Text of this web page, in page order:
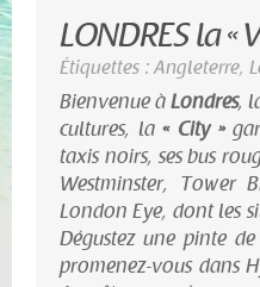
LONDRES la «
Étiquettes : Angleterre,
Bienvenue àLondres,
cultures, la« City »
taxis noirs, ses bus
Westminster, Tower
London Eye, dont les
Dégustez une pinte
promenez-vous dans